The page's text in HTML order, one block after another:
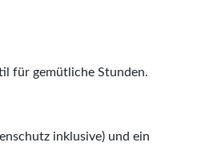
für gemütliche Stunden.
inklusive) und ein